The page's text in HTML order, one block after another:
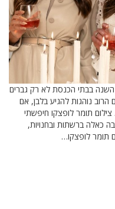
השנה בבתי הכנסת לא רק גברים
נוהגות להגיע בלבן, אם
לא שמלה אז לפחות חולצה, או עליונית. HO. צילום תומר לופצקו חיפשתי
כאלה ברשתות ובחנויות,